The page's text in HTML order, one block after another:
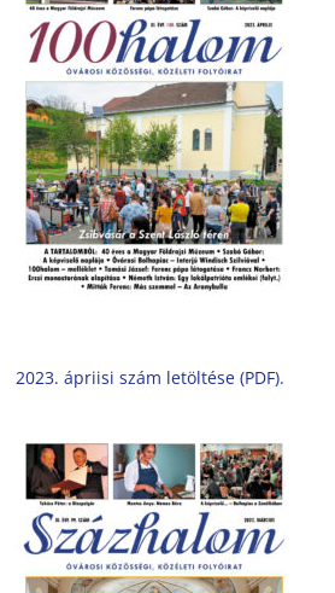
2023. ápriisi szám letöltése (PDF).